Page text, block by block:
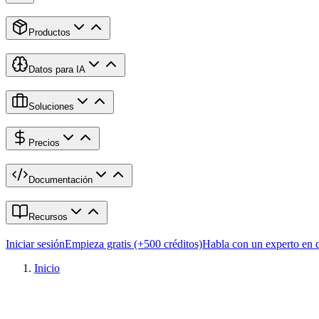
Productos
Datos para IA
Soluciones
Precios
Documentación
Recursos
Iniciar sesiónEmpieza gratis (+500 créditos)Habla con un experto en
Inicio